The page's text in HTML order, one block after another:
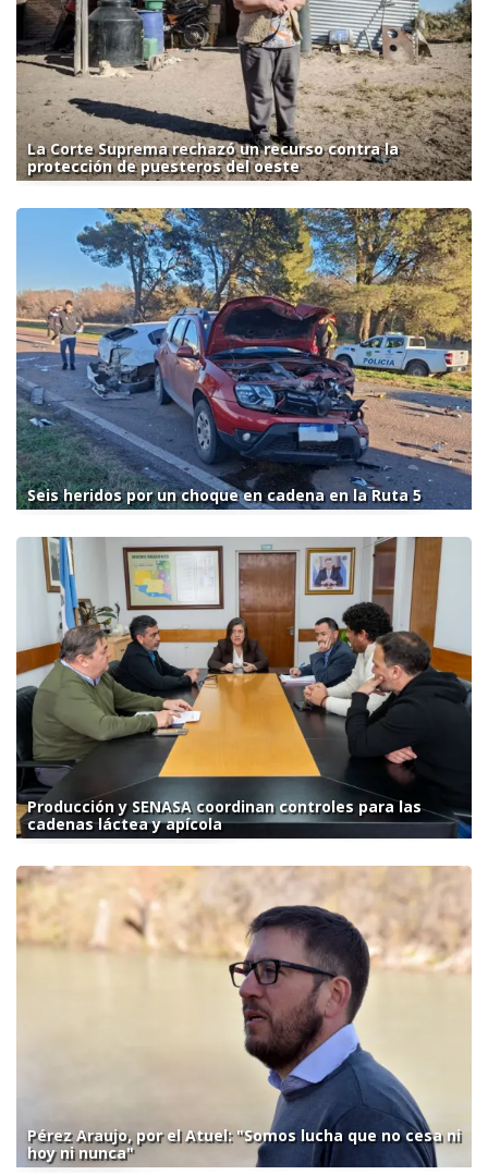
La Corte Suprema rechazó un recurso contra la
protección de puesteros del oeste
Seis heridos por un choque en cadena en la Ruta 5
Producción y SENASA coordinan controles para las
cadenas láctea y apícola
Pérez Araujo, por el Atuel: "Somos lucha que no cesa ni
hoy ni nunca"